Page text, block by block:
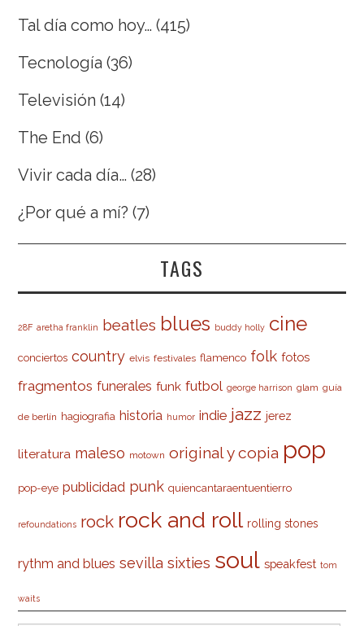
Tal día como hoy… (415)
Tecnología (36)
Televisión (14)
The End (6)
Vivir cada día… (28)
¿Por qué a mí? (7)
TAGS
28F aretha franklin beatles blues buddy holly cine
conciertos country elvis festivales flamenco folk fotos
fragmentos funerales funk futbol george harrison glam guía
de berlín hagiografia historia humor indie jazz jerez
literatura maleso motown original y copia pop
pop-eye publicidad punk quiencantaraentuentierro
refoundations rock rock and roll rolling stones
rythm and blues sevilla sixties soul speakfest tom
waits